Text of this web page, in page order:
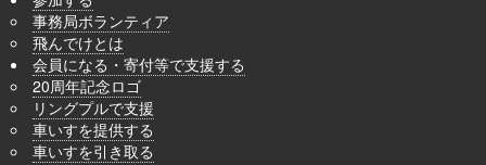
事務局ボランティア
飛んでけとは
会員になる・寄付等で支援する
20周年記念ロゴ
リングプルで支援
車いすを提供する
車いすを引き取る